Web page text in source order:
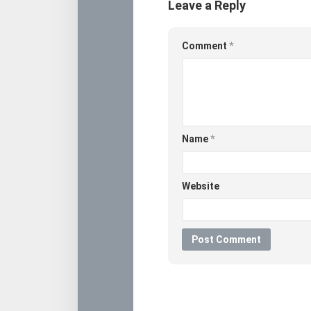
Leave a Reply
Comment *
Name*
Website